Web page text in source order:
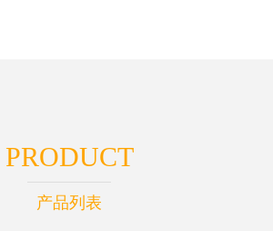
PRODUCT
产品列表